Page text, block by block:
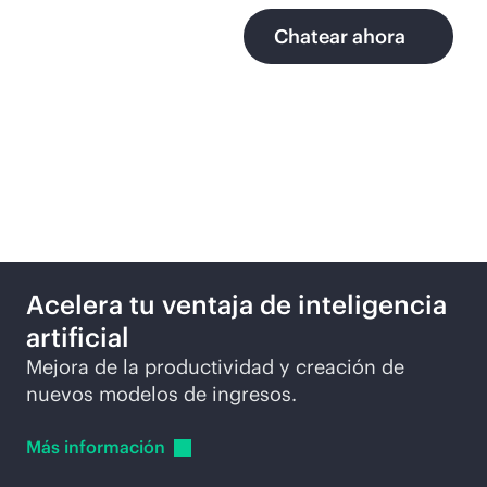
Chatear ahora
Acelera tu ventaja de inteligencia
artificial
Mejora de la productividad y creación de
nuevos modelos de ingresos.
Más información